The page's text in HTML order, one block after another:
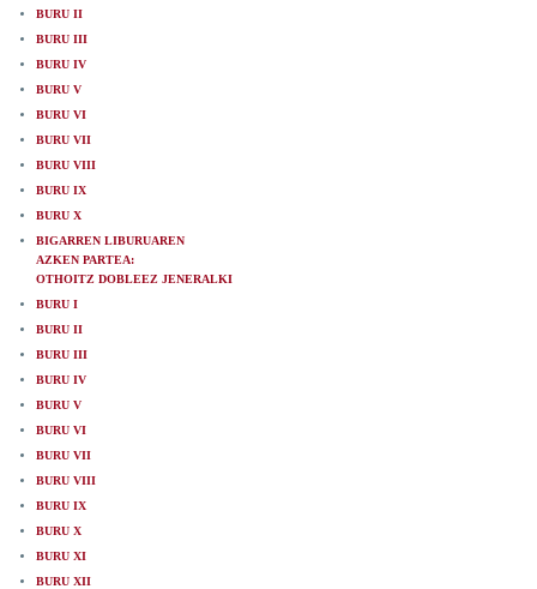
BURU II
BURU III
BURU IV
BURU V
BURU VI
BURU VII
BURU VIII
BURU IX
BURU X
BIGARREN LIBURUAREN
AZKEN PARTEA:
OTHOITZ DOBLEEZ JENERALKI
BURU I
BURU II
BURU III
BURU IV
BURU V
BURU VI
BURU VII
BURU VIII
BURU IX
BURU X
BURU XI
BURU XII